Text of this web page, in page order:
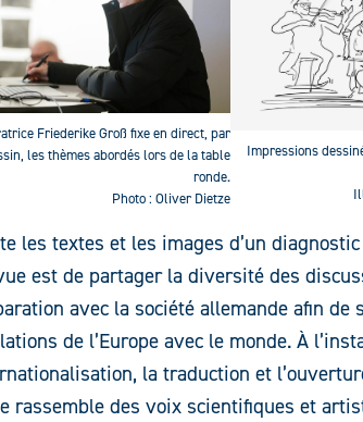
Friederike Groß fixe en direct, par
les thèmes abordés lors de la table
ronde.
Photo : Oliver Dietze
Impressions
les textes et les images d’un
est de partager la diversité des
avec la société allemande afin de
de l’Europe avec le monde. À
la traduction et
rassemble des voix scientifiques et